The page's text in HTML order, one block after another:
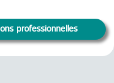
professionnelles